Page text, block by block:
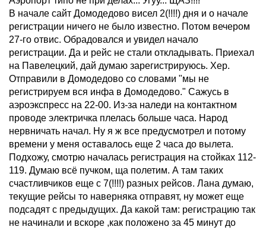
В начале сайт Домодедово висел 2(!!!!) дня и о начале
регистрации ничего не было известно. Потом вечером
27-го отвис. Обрадовался и увидел начало
регистрации. Да и рейс не стали откладывать. Приехал
на Павелецкий, дай думаю зарегистрируюсь. Хер.
Отправили в Домодедово со словами "мы не
регистрируем вся инфа в Домодедово." Сажусь в
аэроэкспресс на 22-00. Из-за наледи на контактном
проводе электричка плелась больше часа. Народ
нервничать начал. Ну я ж все предусмотрел и потому
времени у меня оставалось еще 2 часа до вылета.
Подхожу, смотрю началась регистрация на стойках 112-
119. Думаю всё пучком, ща полетим. А там таких
счастливчиков еще с 7(!!!!) разных рейсов. Лана думаю,
текущие рейсы то наверняка отправят, ну может еще
подсадят с предыдущих. Да какой там: регистрацию так
не начинали и вскоре ,как положено за 45 минут до